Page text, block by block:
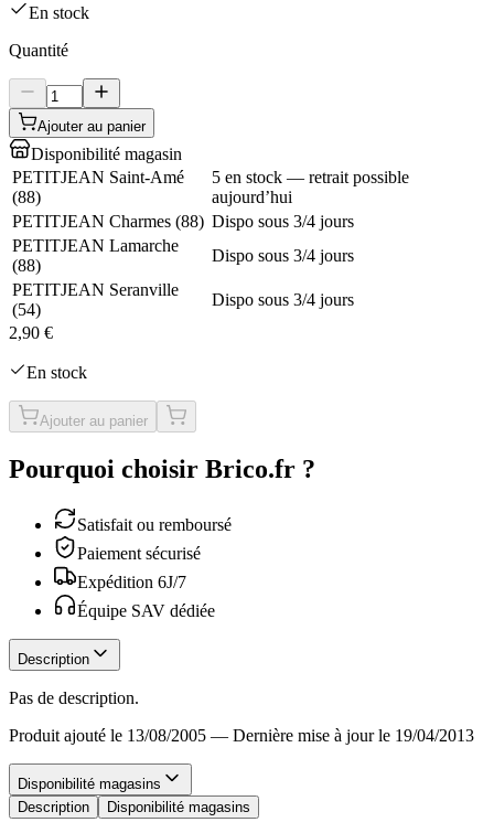
En stock
Quantité
Ajouter au panier
Disponibilité magasin
PETITJEAN Saint-Amé
(88)
5 en stock — retrait possible
aujourd’hui
PETITJEAN Charmes (88) Dispo sous 3/4 jours
PETITJEAN Lamarche
(88)
Dispo sous 3/4 jours
PETITJEAN Seranville
(54)
Dispo sous 3/4 jours
2,90 €
En stock
Ajouter au panier
Pourquoi choisir Brico.fr ?
Satisfait ou remboursé
Paiement sécurisé
Expédition 6J/7
Équipe SAV dédiée
Description
Pas de description.
Produit ajouté le 13/08/2005 — Dernière mise à jour le 19/04/2013
Disponibilité magasins
Description
Disponibilité magasins